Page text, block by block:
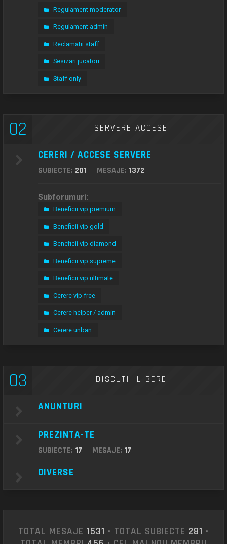
Regulament moderator
Regulament admin
Reclamatii staff
Sesizari jucatori
Staff only
02 SERVERE ACCESE
CERERI / ACCESE SERVERE
SUBIECTE: 201 MESAJE: 1372
Subforumuri:
Beneficii vip premium
Beneficii vip gold
Beneficii vip diamond
Beneficii vip supreme
Beneficii vip ultimate
Cerere vip free
Cerere helper / admin
Cerere unban
03 DISCUTII LIBERE
ANUNTURI
PREZINTA-TE
SUBIECTE: 17 MESAJE: 17
DIVERSE
TOTAL MESAJE 1531 • TOTAL SUBIECTE 281 •